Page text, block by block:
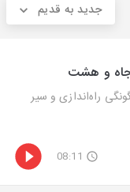
جدید به قدیم
و هشت
راه‌اندازی و سیر
08:11